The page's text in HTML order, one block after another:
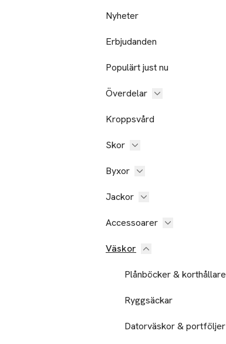
Nyheter
Erbjudanden
Populärt just nu
Överdelar
Kroppsvård
Skor
Byxor
Jackor
Accessoarer
Väskor
Plånböcker & korthållare
Ryggsäckar
Datorväskor & portföljer